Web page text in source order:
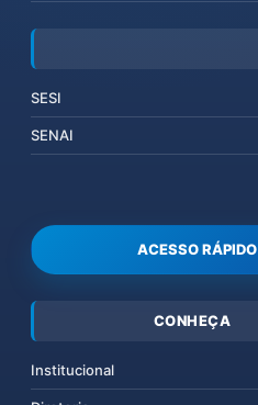
SESI
SENAI
ACESSO RÁPIDO
CONHEÇA
Institucional